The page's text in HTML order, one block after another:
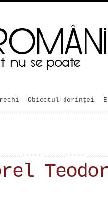
Obiectul dorinței